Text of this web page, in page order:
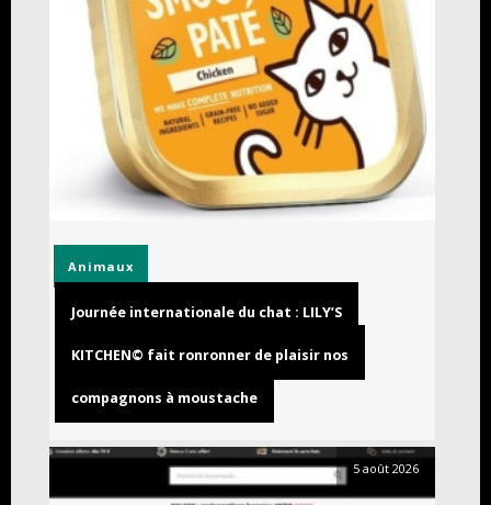
Animaux
Journée internationale du chat : LILY’S
KITCHEN© fait ronronner de plaisir nos
compagnons à moustache
5 août 2026